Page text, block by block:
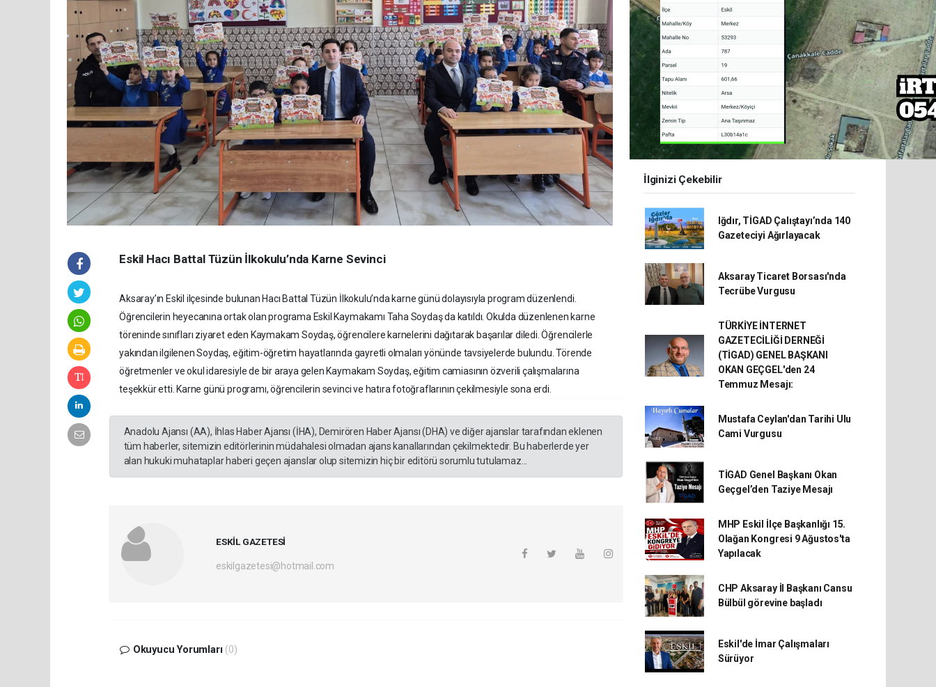
Eskil Hacı Battal Tüzün İlkokulu’nda Karne Sevinci
Aksaray’ın Eskil ilçesinde bulunan Hacı Battal Tüzün İlkokulu’nda karne günü dolayısıyla program düzenlendi.
Öğrencilerin heyecanına ortak olan programa Eskil Kaymakamı Taha Soydaş da katıldı. Okulda düzenlenen karne
töreninde sınıfları ziyaret eden Kaymakam Soydaş, öğrencilere karnelerini dağıtarak başarılar diledi. Öğrencilerle
yakından ilgilenen Soydaş, eğitim-öğretim hayatlarında gayretli olmaları yönünde tavsiyelerde bulundu. Törende
öğretmenler ve okul idaresiyle de bir araya gelen Kaymakam Soydaş, eğitim camiasının özverili çalışmalarına
teşekkür etti. Karne günü programı, öğrencilerin sevinci ve hatıra fotoğraflarının çekilmesiyle sona erdi.
Anadolu Ajansı (AA), İhlas Haber Ajansı (İHA), Demirören Haber Ajansı (DHA) ve diğer ajanslar tarafından eklenen
tüm haberler, sitemizin editörlerinin müdahalesi olmadan ajans kanallarından çekilmektedir. Bu haberlerde yer
alan hukuki muhataplar haberi geçen ajanslar olup sitemizin hiç bir editörü sorumlu tutulamaz...
ESKİL GAZETESİ
eskilgazetesi@hotmail.com
Okuyucu Yorumları (0)
İlginizi Çekebilir
Iğdır, TİGAD Çalıştayı’nda 140
Gazeteciyi Ağırlayacak
Aksaray Ticaret Borsası'nda
Tecrübe Vurgusu
TÜRKİYE İNTERNET
GAZETECİLİĞİ DERNEĞİ
(TİGAD) GENEL BAŞKANI
OKAN GEÇGEL'den 24
Temmuz Mesajı:
Mustafa Ceylan'dan Tarihi Ulu
Cami Vurgusu
TİGAD Genel Başkanı Okan
Geçgel’den Taziye Mesajı
MHP Eskil İlçe Başkanlığı 15.
Olağan Kongresi 9 Ağustos'ta
Yapılacak
CHP Aksaray İl Başkanı Cansu
Bülbül görevine başladı
Eskil'de İmar Çalışmaları
Sürüyor